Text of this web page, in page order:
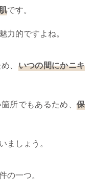
です。
力的ですよね。
、 いつの間にかニキ
所でもあるため、 保
ましょう。
の一つ。